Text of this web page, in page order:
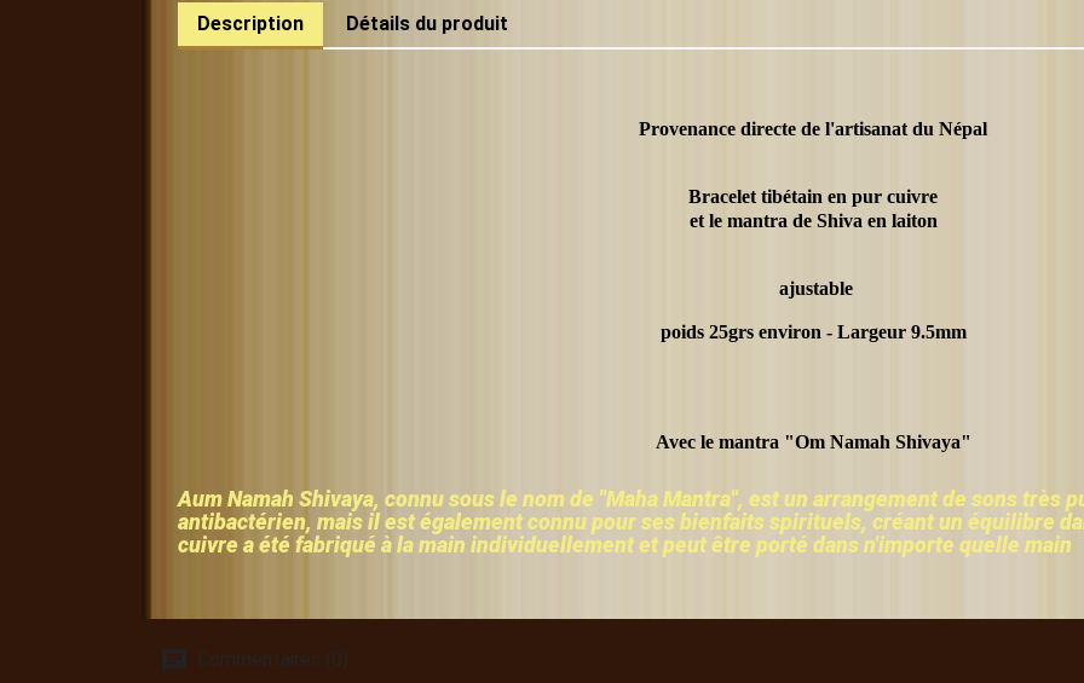
Description Détails du produit
Provenance directe de l'artisanat du Népal
Bracelet tibétain en pur cuivre
et le mantra de Shiva en laiton
ajustable
poids 25grs environ - Largeur 9.5mm
Avec le mantra "Om Namah Shivaya"
Aum Namah Shivaya, connu sous le nom de "Maha Mantra", est un arrangement de sons très
antibactérien, mais il est également connu pour ses bienfaits spirituels, créant un équilibre
cuivre a été fabriqué à la main individuellement et peut être porté dans n'importe quelle main
Commentaires (0)